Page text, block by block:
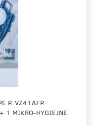
P. VZ41AFP.
1 MIKRO-HYGIEJNE